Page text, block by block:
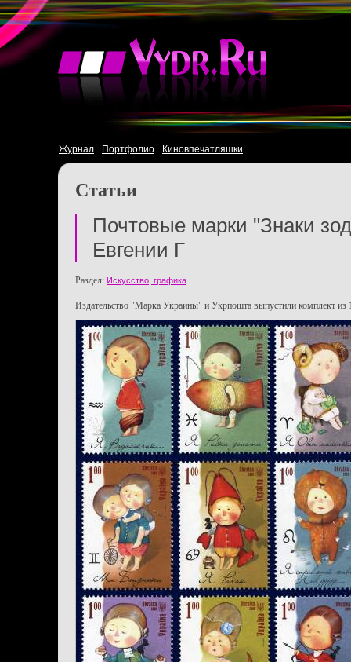
Журнал Портфолио Киновпечатляшки
Статьи
Почтовые марки "Знаки
Евгении Г
Раздел: Искусство, графика
Издательство "Марка Украины" и Укрпошта выпустили комплект из